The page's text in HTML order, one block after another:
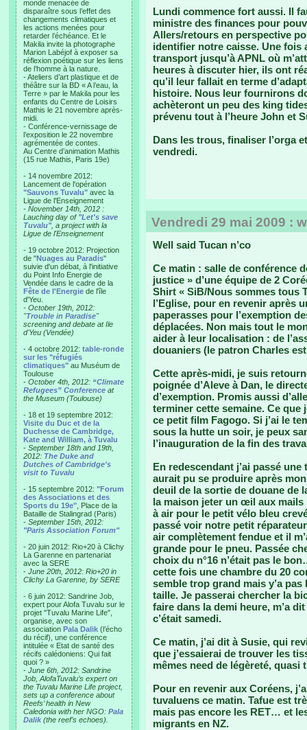
monde menacée de
disparaître sous l’effet des
changements climatiques et
les actions menées pour
retarder l’échéance. Et le
Makila invite la photographe
Marion Labéjof à exposer sa
réflexion poétique sur les liens
de l’homme à la nature.
- Ateliers d’art plastique et de
théâtre sur la BD « A l’eau, la
Terre » par le Makila pour les
enfants du Centre de Loisirs
Mathis le 21 novembre après-
midi.
- Conférence-vernissage de
l’exposition le 22 novembre
agrémentée de contes.
Au Centre d’animation Mathis
(15 rue Mathis, Paris 19e)
- 14 novembre 2012:
Lancement de l'opération
"Sauvons Tuvalu" avec la
Ligue de l'Enseignement
- November 14th, 2012 :
Lauching day of "Let's save
Tuvalu", a project with la
Ligue de l'Enseignement
- 19 octobre 2012: Projection
de "Nuages au Paradis"
suivie d'un débat, à l'initiative
du Point Info Energie de
Vendée dans le cadre de la
Fête de l'Energie de l'île
d'Yeu.
- October 19th, 2012:
"Trouble in Paradise"
screening and debate at Ile
d'Yeu (Vendée)
- 4 octobre 2012: table-ronde
sur les "réfugiés
climatiques" au Muséum de
Toulouse
- October 4th, 2012: “Climate
Refugees” Conference at
the Museum (Toulouse)
- 18 et 19 septembre 2012:
Visite du Duc et de la
Duchesse de Cambridge,
Kate and William, à Tuvalu
- September 18th and 19th,
2012: The Duke and
Dutches of Cambridge's
visit to Tuvalu
- 15 septembre 2012: "Forum
des Associations et des
Sports du 19e" , Place de la
Bataille de Stalingrad (Paris)
- September 15th, 2012:
"Paris Association Forum"
- 20 juin 2012: Rio+20 à Clichy
La Garenne en partenariat
avec la SERE
- June 20th, 2012: Rio+20 in
Clichy La Garenne, by SERE
- 6 juin 2012: Sandrine Job,
expert pour Alofa Tuvalu sur le
projet "Tuvalu Marine Life",
organise, avec son
association Pala Dalik (l’écho
du récif), une conférence
intitulée « Etat de santé des
récifs calédoniens: Qui fait
quoi ? »
- June 6th, 2012: Sandrine
Job, AlofaTuvalu’s expert on
the Tuvalu Marine Life project,
sets up a conference about
Reefs’ health in New
Caledonia with her NGO: Pala
Dalik (the reef’s echoes).
Lundi commence fort aussi. Il
ministre des finances pour
Allers/retours en perspective
identifier notre caisse. Une fois
transport jusqu’à APNL où
heures à discuter hier, ils ont
qu’il leur fallait en terme
histoire. Nous leur fournirons
achèteront un peu des king
prévenu tout à l’heure John et
Dans les trous, finaliser l’orga
vendredi.
Vendredi 29 mai 2009 :
Well said Tucan n’co
Ce matin : salle de conférence
justice » d’une équipe de 2
Shirt « SiB/Nous sommes tous
l’Eglise, pour en revenir après
paperasses pour l’exemption
déplacées. Non mais tout le
aider à leur localisation : de
douaniers (le patron Charles
Cette après-midi, je suis
poignée d’Aleve à Dan, le
d’exemption. Promis aussi
terminer cette semaine. Ce que
ce petit film Fagogo. Si j’ai le
sous la hutte un soir, je peux
l’inauguration de la fin des
En redescendant j’ai passé
aurait pu se produire après
deuil de la sortie de douane de
la maison jeter un œil aux mails
à air pour le petit vélo bleu
passé voir notre petit
air complètement fendue et il
grande pour le pneu. Passée
choix du n°16 n’était pas le
cette fois une chambre du 20
semble trop grand mais y’a
taille. Je passerai chercher la
faire dans la demi heure, m’a
c’était samedi.
Ce matin, j’ai dit à Susie, qui
que j’essaierai de trouver les
mêmes need de légèreté,
Pour en revenir aux Coréens,
tuvaluens ce matin. Tafue est
mais pas encore les RET… et
migrants en NZ.